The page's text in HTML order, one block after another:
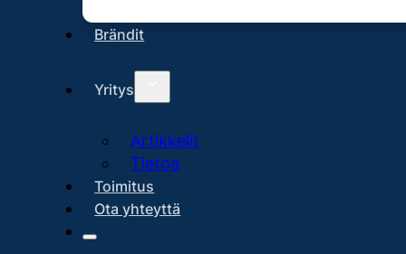
Brändit
Yritys
Artikkelit
Tietoa
Toimitus
Ota yhteyttä